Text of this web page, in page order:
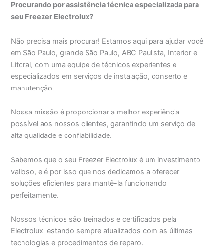
Procurando por assistência técnica especializada para
seu Freezer Electrolux?
Não precisa mais procurar! Estamos aqui para ajudar você
em São Paulo, grande São Paulo, ABC Paulista, Interior e
Litoral, com uma equipe de técnicos experientes e
especializados em serviços de instalação, conserto e
manutenção.
Nossa missão é proporcionar a melhor experiência
possível aos nossos clientes, garantindo um serviço de
alta qualidade e confiabilidade.
Sabemos que o seu Freezer Electrolux é um investimento
valioso, e é por isso que nos dedicamos a oferecer
soluções eficientes para mantê-la funcionando
perfeitamente.
Nossos técnicos são treinados e certificados pela
Electrolux, estando sempre atualizados com as últimas
tecnologias e procedimentos de reparo.